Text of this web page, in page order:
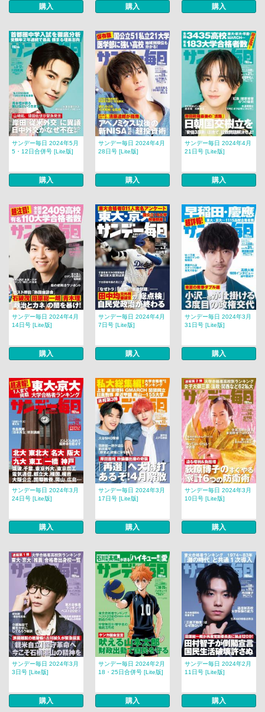
購入 購入 購入
サンデー毎日 2024年5月
5・12日合併号 [Lite版]
購入
サンデー毎日 2024年4月
28日号 [Lite版]
購入
サンデー毎日 2024年4月
21日号 [Lite版]
購入
サンデー毎日 2024年4月
14日号 [Lite版]
購入
サンデー毎日 2024年4月
7日号 [Lite版]
購入
サンデー毎日 2024年3月
31日号 [Lite版]
購入
サンデー毎日 2024年3月
24日号 [Lite版]
購入
サンデー毎日 2024年3月
17日号 [Lite版]
購入
サンデー毎日 2024年3月
10日号 [Lite版]
購入
サンデー毎日 2024年3月
3日号 [Lite版]
購入
サンデー毎日 2024年2月
18・25日合併号 [Lite版]
購入
サンデー毎日 2024年2月
11日号 [Lite版]
購入